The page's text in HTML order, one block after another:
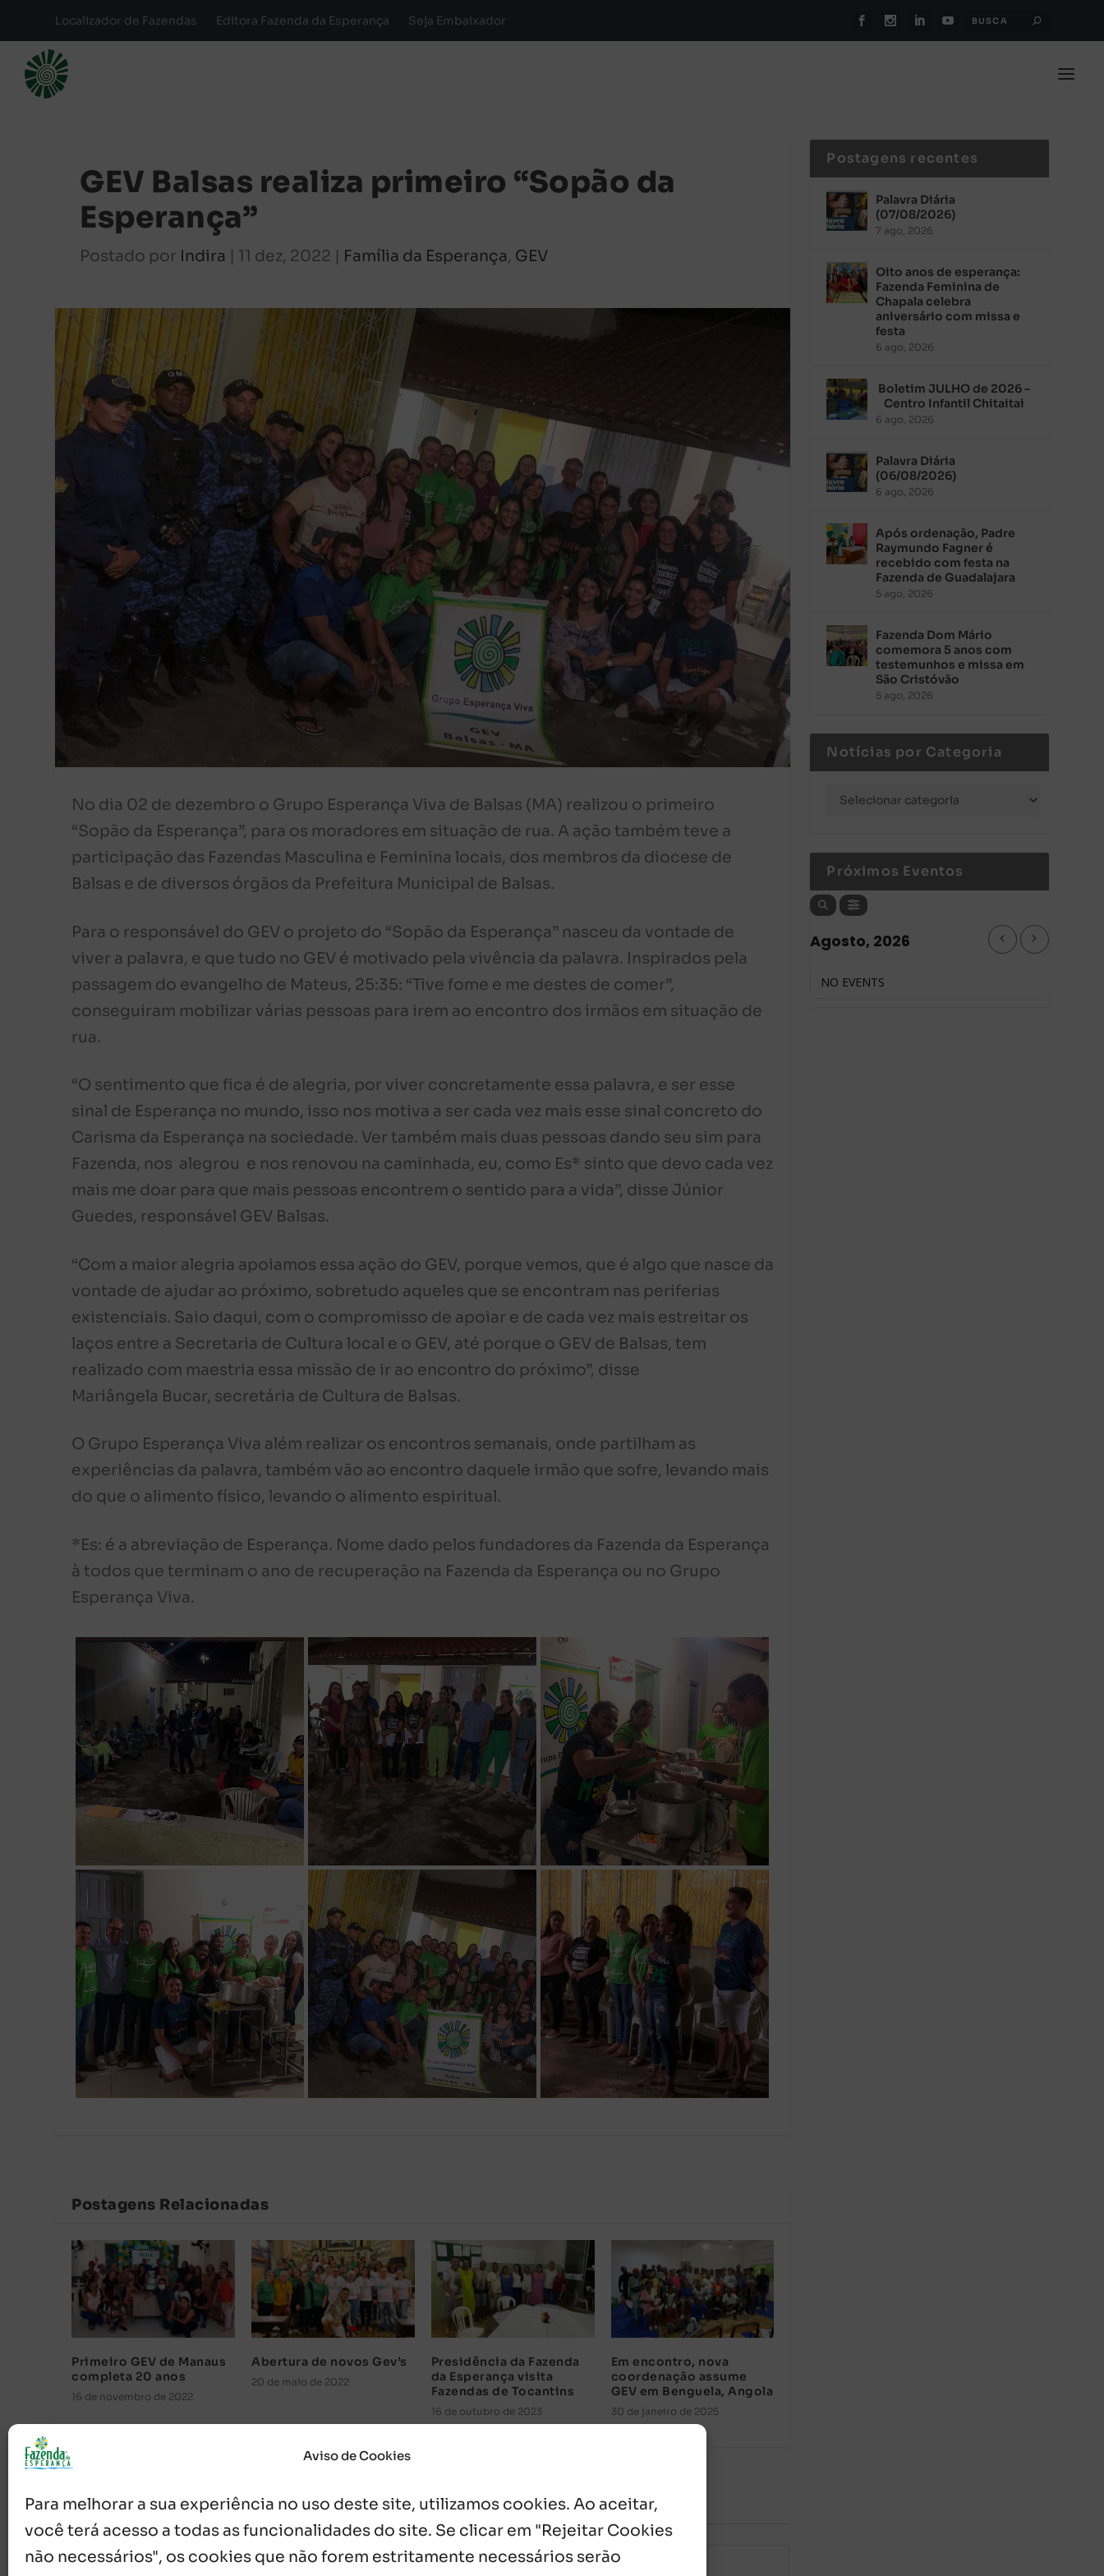
Aviso de Cookies
Para melhorar a sua experiência no uso deste site, utilizamos cookies. Ao aceitar,
você terá acesso a todas as funcionalidades do site. Se clicar em "Rejeitar Cookies
não necessários", os cookies que não forem estritamente necessários serão
Localizador de Fazendas Editora Fazenda da Esperança Seja Embaixador
GEV Balsas realiza primeiro “Sopão da
Esperança”
Postado por Indira | 11 dez, 2022 | Família da Esperança, GEV
No dia 02 de dezembro o Grupo Esperança Viva de Balsas (MA) realizou o primeiro
“Sopão da Esperança”, para os moradores em situação de rua. A ação também teve a
participação das Fazendas Masculina e Feminina locais, dos membros da diocese de
Balsas e de diversos órgãos da Prefeitura Municipal de Balsas.
Para o responsável do GEV o projeto do “Sopão da Esperança” nasceu da vontade de
viver a palavra, e que tudo no GEV é motivado pela vivência da palavra. Inspirados pela
passagem do evangelho de Mateus, 25:35: “Tive fome e me destes de comer”,
conseguiram mobilizar várias pessoas para irem ao encontro dos irmãos em situação de
rua.
“O sentimento que fica é de alegria, por viver concretamente essa palavra, e ser esse
sinal de Esperança no mundo, isso nos motiva a ser cada vez mais esse sinal concreto do
Carisma da Esperança na sociedade. Ver também mais duas pessoas dando seu sim para
Fazenda, nos alegrou e nos renovou na caminhada, eu, como Es* sinto que devo cada vez
mais me doar para que mais pessoas encontrem o sentido para a vida”, disse Júnior
Guedes, responsável GEV Balsas.
“Com a maior alegria apoiamos essa ação do GEV, porque vemos, que é algo que nasce da
vontade de ajudar ao próximo, sobretudo aqueles que se encontram nas periferias
existenciais. Saio daqui, com o compromisso de apoiar e de cada vez mais estreitar os
laços entre a Secretaria de Cultura local e o GEV, até porque o GEV de Balsas, tem
realizado com maestria essa missão de ir ao encontro do próximo”, disse
Mariângela Bucar, secretária de Cultura de Balsas.
O Grupo Esperança Viva além realizar os encontros semanais, onde partilham as
experiências da palavra, também vão ao encontro daquele irmão que sofre, levando mais
do que o alimento físico, levando o alimento espiritual.
*Es: é a abreviação de Esperança. Nome dado pelos fundadores da Fazenda da Esperança
à todos que terminam o ano de recuperação na Fazenda da Esperança ou no Grupo
Esperança Viva.
Postagens Relacionadas
Primeiro GEV de Manaus
completa 20 anos
16 de novembro de 2022
Abertura de novos Gev’s
20 de maio de 2022
Presidência da Fazenda
da Esperança visita
Fazendas de Tocantins
16 de outubro de 2023
Em encontro, nova
coordenação assume
GEV em Benguela, Angola
30 de janeiro de 2025
Postagens recentes
Palavra Diária
(07/08/2026)
7 ago, 2026
Oito anos de esperança:
Fazenda Feminina de
Chapala celebra
aniversário com missa e
festa
6 ago, 2026
Boletim JULHO de 2026 –
Centro Infantil Chitaitai
6 ago, 2026
Palavra Diária
(06/08/2026)
6 ago, 2026
Após ordenação, Padre
Raymundo Fagner é
recebido com festa na
Fazenda de Guadalajara
5 ago, 2026
Fazenda Dom Mário
comemora 5 anos com
testemunhos e missa em
São Cristóvão
5 ago, 2026
Notícias por Categoria
Próximos Eventos
Agosto, 2026
NO EVENTS